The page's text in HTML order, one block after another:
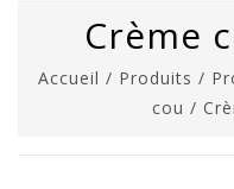
Crème
Accueil / Produits /
cou /